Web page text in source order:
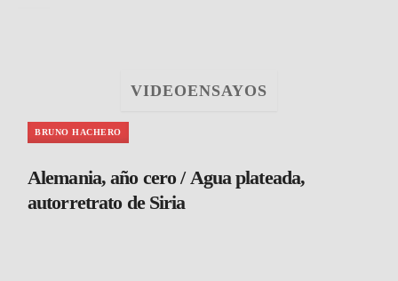
VIDEOENSAYOS
BRUNO HACHERO
Alemania, año cero / Agua plateada,
autorretrato de Siria